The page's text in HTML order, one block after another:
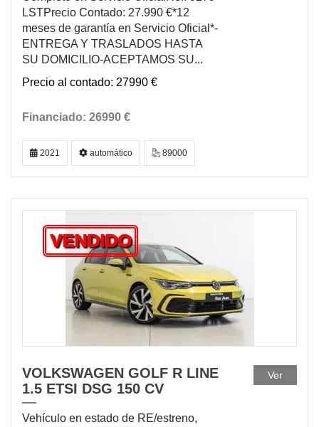
LSTPrecio Contado: 27.990 €*12
meses de garantía en Servicio Oficial*-
ENTREGA Y TRASLADOS HASTA
SU DOMICILIO-ACEPTAMOS SU...
27990 €
26990 €
2021 automático 89000
VENDIDO
VOLKSWAGEN GOLF R LINE
1.5 ETSI DSG 150 CV
Vehículo en estado de RE/estreno,
Ver